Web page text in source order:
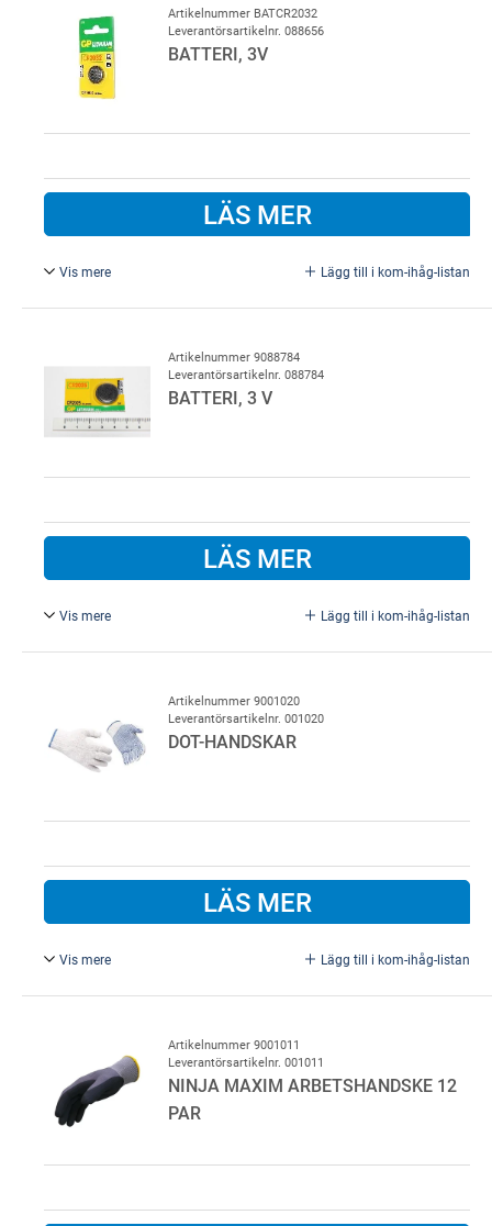
Artikelnummer BATCR2032
Leverantörsartikelnr. 088656
BATTERI, 3V
LÄS MER
Vis mere Lägg till i kom-ihåg-listan
CR2032. Till de flesta Marantec-fjärrkontroller, med flera.
Artikelnummer 9088784
Leverantörsartikelnr. 088784
BATTERI, 3 V
LÄS MER
Vis mere Lägg till i kom-ihåg-listan
Artikelnummer 9001020
Leverantörsartikelnr. 001020
DOT-HANDSKAR
LÄS MER
Vis mere Lägg till i kom-ihåg-listan
Artikelnummer 9001011
Leverantörsartikelnr. 001011
NINJA MAXIM ARBETSHANDSKE 12
PAR